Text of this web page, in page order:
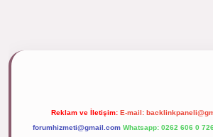
Reklam ve İletişim: E-mail:
forumhizmeti@gmail.com Whatsapp: 0262 606 0 726